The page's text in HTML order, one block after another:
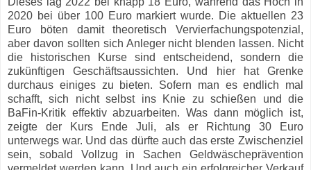
2020 bei über 100 Euro markiert wurde. Die aktuellen 23
Euro böten damit theoretisch Vervierfachungspotenzial,
aber davon sollten sich Anleger nicht blenden lassen. Nicht
die historischen Kurse sind entscheidend, sondern die
zukünftigen Geschäftsaussichten. Und hier hat Grenke
durchaus einiges zu bieten. Sofern man es endlich mal
schafft, sich nicht selbst ins Knie zu schießen und die
BaFin-Kritik effektiv abzuarbeiten. Was dann möglich ist,
zeigte der Kurs Ende Juli, als er Richtung 30 Euro
unterwegs war. Und das dürfte auch das erste Zwischenziel
sein, sobald Vollzug in Sachen Geldwäscheprävention